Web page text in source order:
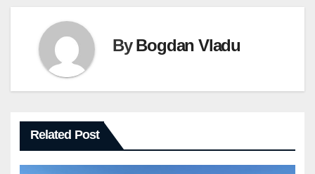
ByBogdan Vladu
Related Post